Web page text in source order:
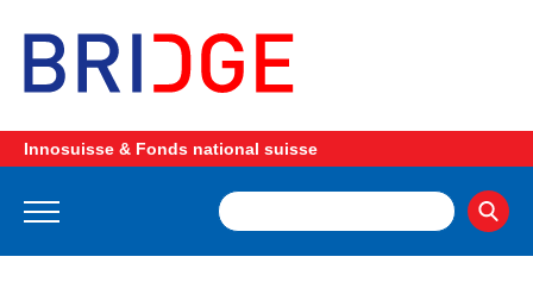
Innosuisse & Fonds national suisse